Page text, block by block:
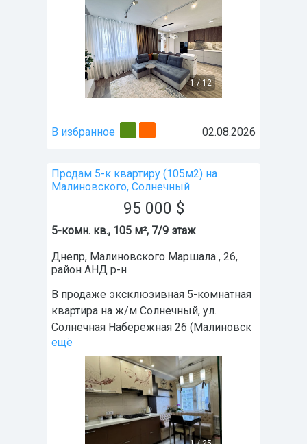
1 /12
В избранное 02.08.2026
Продам 5-к квартиру (105м2) на
Малиновского, Солнечный
95 000 $
5-комн. кв., 105 м², 7/9 этаж
Днепр, Малиновского Маршала , 26,
район АНД р-н
В продаже эксклюзивная 5-комнатная
квартира на ж/м Солнечный, ул.
Солнечная Набережная 26 (Малиновск
ещё